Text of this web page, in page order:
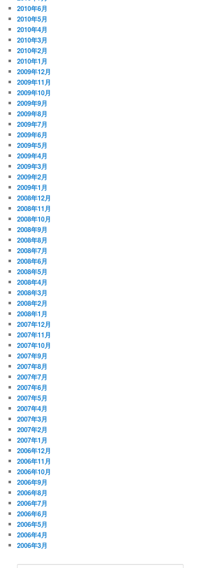
2010年6月
2010年5月
2010年4月
2010年3月
2010年2月
2010年1月
2009年12月
2009年11月
2009年10月
2009年9月
2009年8月
2009年7月
2009年6月
2009年5月
2009年4月
2009年3月
2009年2月
2009年1月
2008年12月
2008年11月
2008年10月
2008年9月
2008年8月
2008年7月
2008年6月
2008年5月
2008年4月
2008年3月
2008年2月
2008年1月
2007年12月
2007年11月
2007年10月
2007年9月
2007年8月
2007年7月
2007年6月
2007年5月
2007年4月
2007年3月
2007年2月
2007年1月
2006年12月
2006年11月
2006年10月
2006年9月
2006年8月
2006年7月
2006年6月
2006年5月
2006年4月
2006年3月